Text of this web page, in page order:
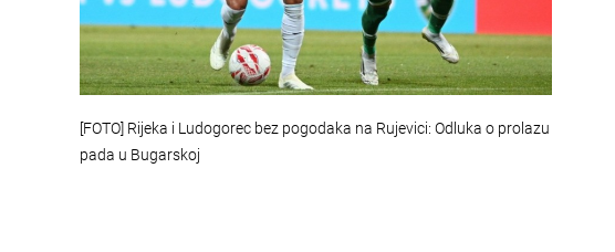
[FOTO] Rijeka i Ludogorec bez pogodaka na Rujevici: Odluka o prolazu
pada u Bugarskoj